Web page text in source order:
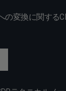
の変換に関する